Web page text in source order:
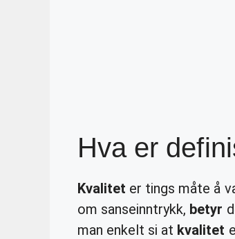
Hva er
Kvalitet er tings måte å
om sanseinntrykk, betyr
man enkelt si at kvalitet